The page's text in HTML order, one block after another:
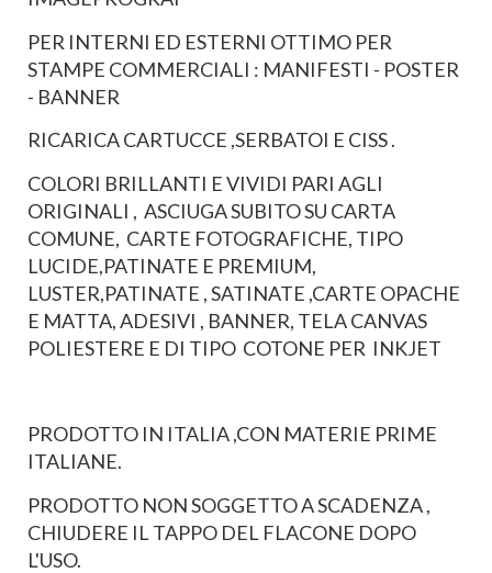
PER INTERNI ED ESTERNI OTTIMO PER
STAMPE COMMERCIALI : MANIFESTI - POSTER
- BANNER
RICARICA CARTUCCE ,SERBATOI E CISS .
COLORI BRILLANTI E VIVIDI PARI AGLI
ORIGINALI , ASCIUGA SUBITO SU CARTA
COMUNE, CARTE FOTOGRAFICHE, TIPO
LUCIDE,PATINATE E PREMIUM,
LUSTER,PATINATE , SATINATE ,CARTE OPACHE
E MATTA, ADESIVI , BANNER, TELA CANVAS
POLIESTERE E DI TIPO COTONE PER INKJET
PRODOTTO IN ITALIA ,CON MATERIE PRIME
ITALIANE.
PRODOTTO NON SOGGETTO A SCADENZA ,
CHIUDERE IL TAPPO DEL FLACONE DOPO
L'USO.